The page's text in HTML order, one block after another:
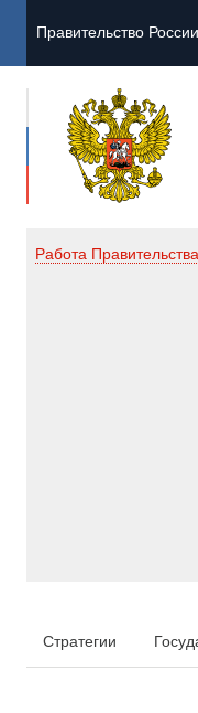
Правительство России
Работа Правительства
Стратегии